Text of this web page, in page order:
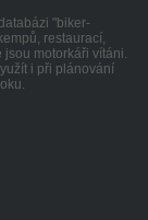
"biker-
restaurací,
motorkáři vítáni.
i při plánování